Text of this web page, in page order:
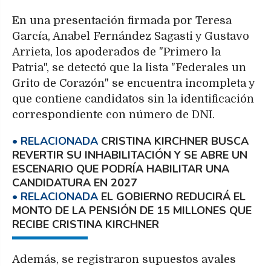
En una presentación firmada por Teresa
García, Anabel Fernández Sagasti y Gustavo
Arrieta, los apoderados de "Primero la
Patria", se detectó que la lista "Federales un
Grito de Corazón" se encuentra incompleta y
que contiene candidatos sin la identificación
correspondiente con número de DNI.
CRISTINA KIRCHNER BUSCA
REVERTIR SU INHABILITACIÓN Y SE ABRE UN
ESCENARIO QUE PODRÍA HABILITAR UNA
CANDIDATURA EN 2027
EL GOBIERNO REDUCIRÁ EL
MONTO DE LA PENSIÓN DE 15 MILLONES QUE
RECIBE CRISTINA KIRCHNER
Además, se registraron supuestos avales